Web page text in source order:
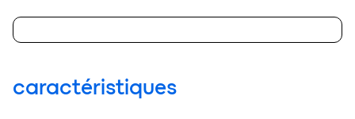
caractéristiques